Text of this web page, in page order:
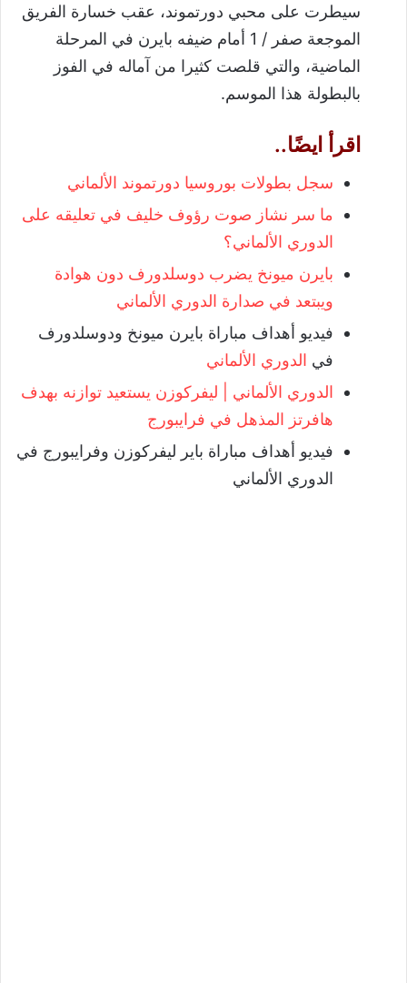
سيطرت على محبي دورتموند، عقب خسارة الفريق
الموجعة صفر / 1 أمام ضيفه بايرن في المرحلة
الماضية، والتي قلصت كثيرا من آماله في الفوز
بالبطولة هذا الموسم.
اقرأ ايضًا..
سجل بطولات بوروسيا دورتموند الألماني
ما سر نشاز صوت رؤوف خليف في تعليقه على
الدوري الألماني؟
بايرن ميونخ يضرب دوسلدورف دون هوادة
ويبتعد في صدارة الدوري الألماني
فيديو أهداف مباراة بايرن ميونخ ودوسلدورف
في الدوري الألماني
الدوري الألماني | ليفركوزن يستعيد توازنه بهدف
هافرتز المذهل في فرايبورج
فيديو أهداف مباراة باير ليفركوزن وفرايبورج في
الدوري الألماني